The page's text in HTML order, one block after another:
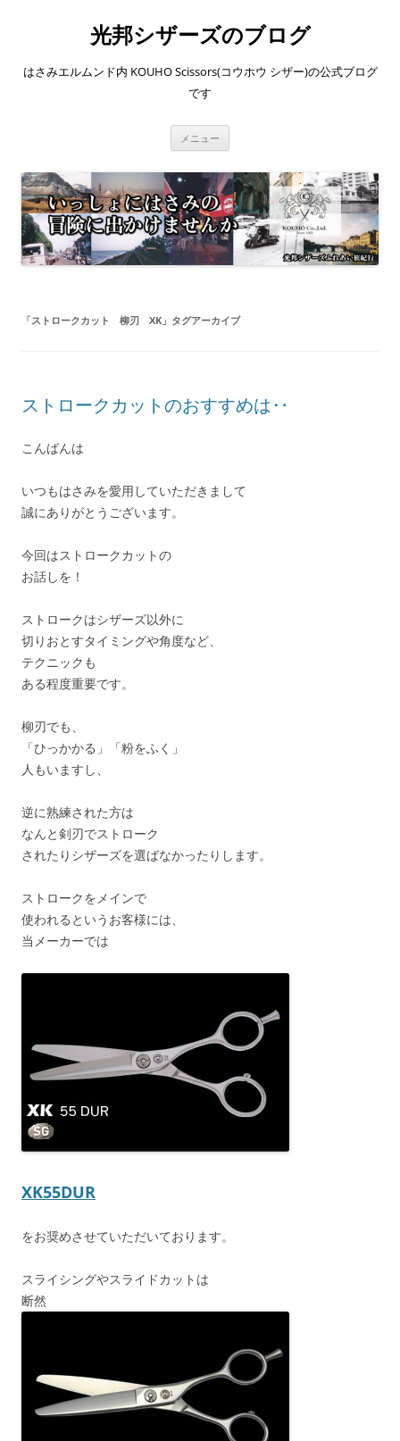
へ
ス
光邦シザーズのブログ
はさみエルムンド内 KOUHO Scissors(コウホウ シザー)の公式ブログ
です
メニュー
「ストロークカット 柳刃 XK 」タグアーカイブ
ストロークカットのおすすめは‥
こんばんは
いつもはさみを愛用していただきまして
誠にありがとうございます。
今回はストロークカットの
お話しを！
ストロークはシザーズ以外に
切りおとすタイミングや角度など、
テクニックも
ある程度重要です。
柳刃でも、
「ひっかかる」「粉をふく」
人もいますし、
逆に熟練された方は
なんと剣刃でストローク
されたりシザーズを選ばなかったりします。
ストロークをメインで
使われるというお客様には、
当メーカーでは
XK55DUR
をお奨めさせていただいております。
スライシングやスライドカットは
断然